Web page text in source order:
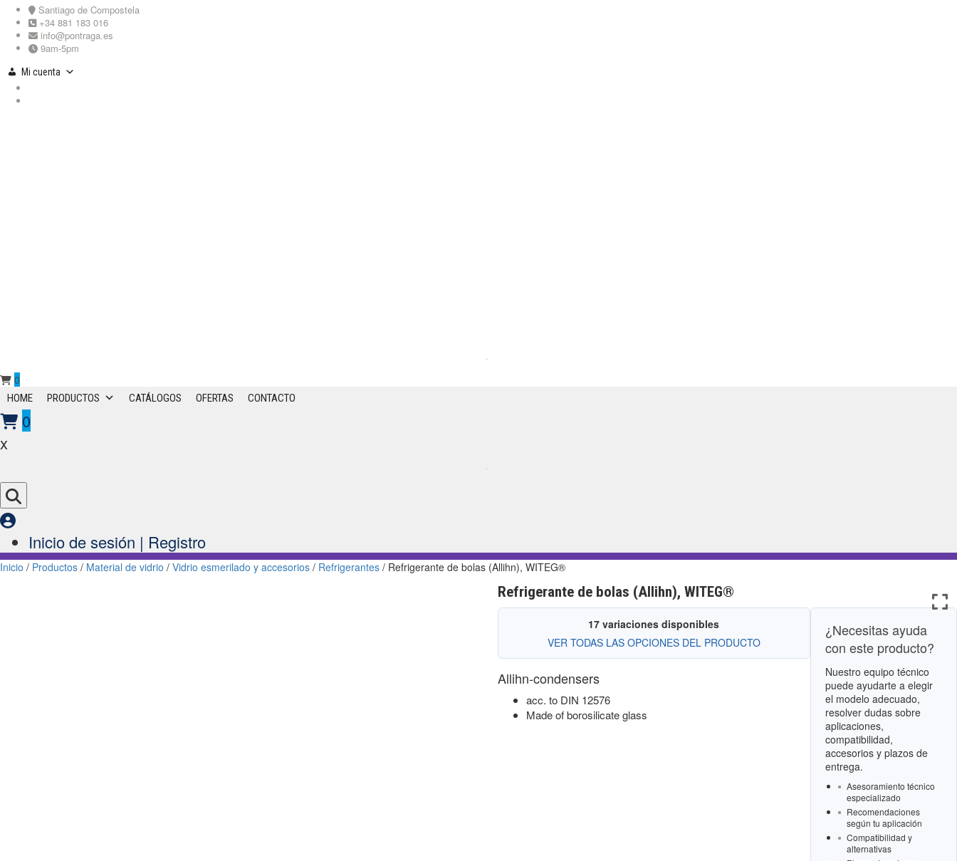
Skip
content
Santiago de Compostela
+34 881 183 016
info@pontraga.es
9am-5pm
Mi cuenta
0
Primary
Menu
HOME PRODUCTOS CATÁLOGOS OFERTAS CONTACTO
0
x
Inicio de sesión | Registro
Inicio / Productos / Material de vidrio / Vidrio esmerilado y accesorios / Refrigerantes / Refrigerante de bolas (Allihn), WITEG®
Refrigerante de bolas (Allihn), WITEG®
17 variaciones disponibles
VER TODAS LAS OPCIONES DEL PRODUCTO
Allihn-condensers
acc. to DIN 12576
Made of borosilicate glass
¿Necesitas ayuda
con este producto?
Nuestro equipo técnico
puede ayudarte a elegir
el modelo adecuado,
resolver dudas sobre
aplicaciones,
compatibilidad,
accesorios y plazos de
entrega.
Asesoramiento técnico
especializado
Recomendaciones
según tu aplicación
Compatibilidad y
alternativas